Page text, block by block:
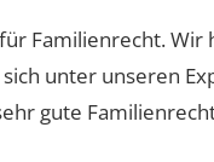
Familienrecht. Wir
unter unseren
gute